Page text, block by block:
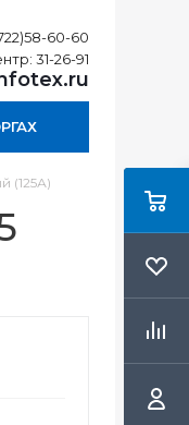
60-60
31-26-91
(125А)